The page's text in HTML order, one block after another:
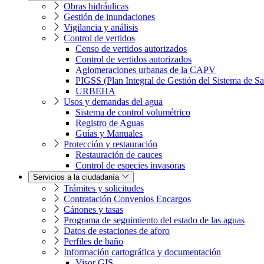
Obras hidráulicas
Gestión de inundaciones
Vigilancia y análisis
Control de vertidos
Censo de vertidos autorizados
Control de vertidos autorizados
Aglomeraciones urbanas de la CAPV
PIGSS (Plan Integral de Gestión del Sistema de
URBEHA
Usos y demandas del agua
Sistema de control volumétrico
Registro de Aguas
Guías y Manuales
Protección y restauración
Restauración de cauces
Control de especies invasoras
Servicios a la ciudadanía
Trámites y solicitudes
Contratación Convenios Encargos
Cánones y tasas
Programa de seguimiento del estado de las aguas
Datos de estaciones de aforo
Perfiles de baño
Información cartográfica y documentación